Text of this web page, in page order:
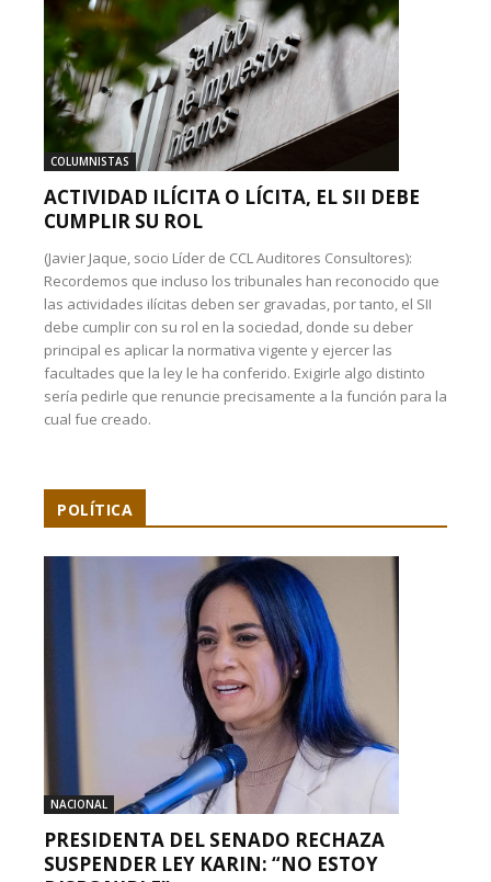
COLUMNISTAS
ACTIVIDAD ILÍCITA O LÍCITA, EL SII DEBE
CUMPLIR SU ROL
(Javier Jaque, socio Líder de CCL Auditores Consultores):
Recordemos que incluso los tribunales han reconocido que
las actividades ilícitas deben ser gravadas, por tanto, el SII
debe cumplir con su rol en la sociedad, donde su deber
principal es aplicar la normativa vigente y ejercer las
facultades que la ley le ha conferido. Exigirle algo distinto
sería pedirle que renuncie precisamente a la función para la
cual fue creado.
POLÍTICA
NACIONAL
PRESIDENTA DEL SENADO RECHAZA
SUSPENDER LEY KARIN: “NO ESTOY